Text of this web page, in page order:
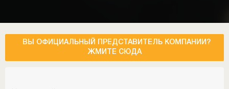
ВЫ ОФИЦИАЛЬНЫЙ ПРЕДСТАВИТЕЛЬ КОМПАНИИ?
ЖМИТЕ СЮДА